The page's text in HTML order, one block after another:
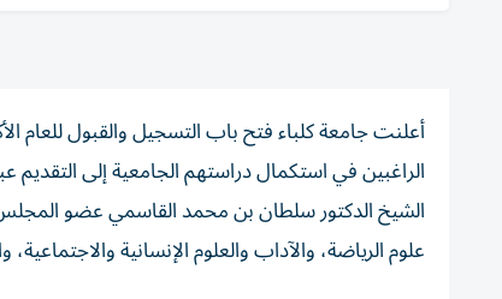
الراغبين في استكمال دراستهم الجامعية إلى
الشيخ الدكتور سلطان بن محمد القاسمي عضو
علوم الرياضة، والآداب والعلوم الإنسانية